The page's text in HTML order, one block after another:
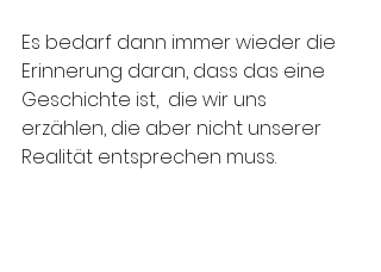
Es bedarf dann immer wieder die
Erinnerung daran, dass das eine
Geschichte ist,  die wir uns
erzählen, die aber nicht unserer
Realität entsprechen muss.